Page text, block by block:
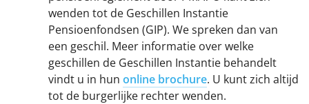
wenden tot de Geschillen Instantie
Pensioenfondsen (GIP). We spreken dan van
een geschil. Meer informatie over welke
geschillen de Geschillen Instantie behandelt
vindt u in hun online brochure. U kunt zich altijd
tot de burgerlijke rechter wenden.